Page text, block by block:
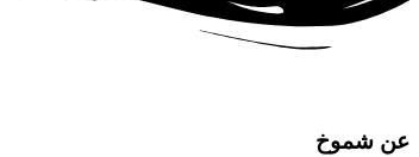
عن شموخ